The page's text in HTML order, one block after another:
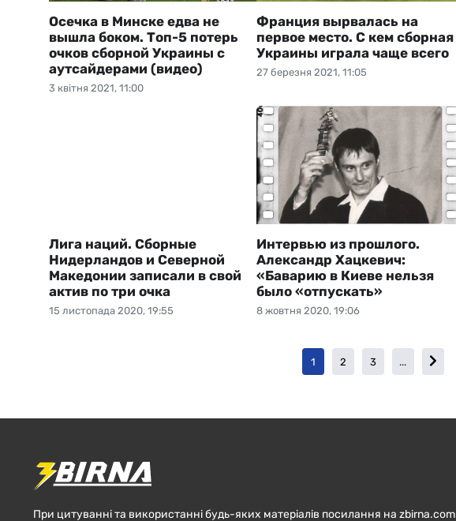
3 квітня 2021, 11:00
Осечка в Минске едва не
вышла боком. Топ-5 потерь
очков сборной Украины с
аутсайдерами (видео)
27 березня 2021, 11:05
Франция вырвалась на
первое место. С кем сборная
Украины играла чаще всего
15 листопада 2020, 19:55
Лига наций. Сборные
Нидерландов и Северной
Македонии записали в свой
актив по три очка
8 жовтня 2020, 19:06
Интервью из прошлого.
Александр Хацкевич:
«Баварию в Киеве нельзя
было «отпускать»
1 2 3 ...
При цитуванні та використанні будь-яких матеріалів посилання на zbirna.com